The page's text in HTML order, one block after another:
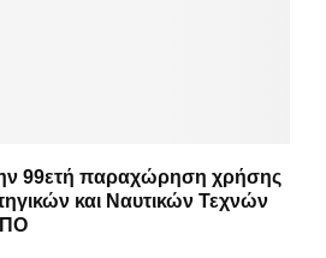
99ετή παραχώρηση χρήσης
και Ναυτικών Τεχνών